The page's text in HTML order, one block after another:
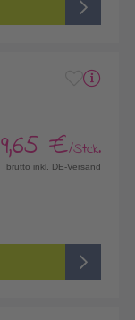
9,65 €/Stck.
brutto inkl. DE-Versand